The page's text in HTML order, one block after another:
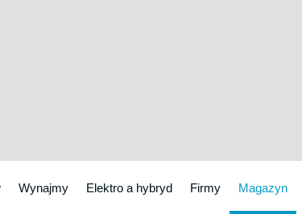
Wynajmy Elektro a hybryd Firmy Magazyn